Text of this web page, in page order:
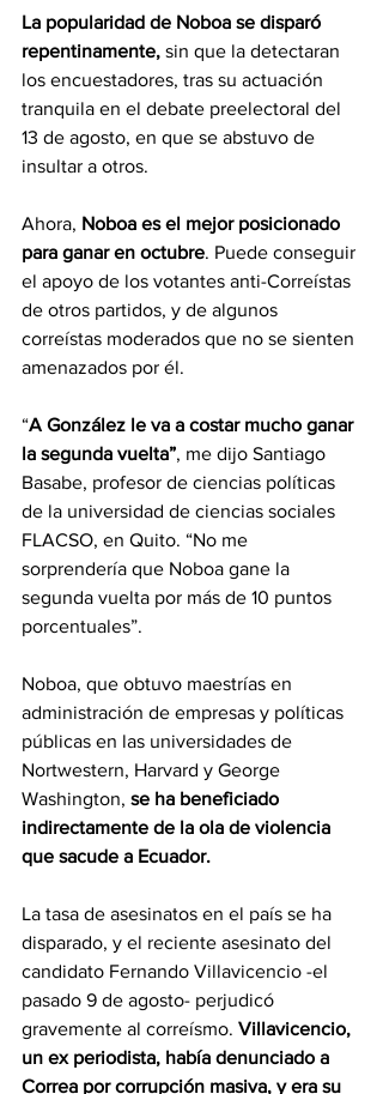
La popularidad de Noboa se disparó
repentinamente, sin que la detectaran
los encuestadores, tras su actuación
tranquila en el debate preelectoral del
13 de agosto, en que se abstuvo de
insultar a otros.
Ahora, Noboa es el mejor posicionado
para ganar en octubre. Puede conseguir
el apoyo de los votantes anti-Correístas
de otros partidos, y de algunos
correístas moderados que no se sienten
amenazados por él.
“A González le va a costar mucho ganar
la segunda vuelta”, me dijo Santiago
Basabe, profesor de ciencias políticas
de la universidad de ciencias sociales
FLACSO, en Quito. “No me
sorprendería que Noboa gane la
segunda vuelta por más de 10 puntos
porcentuales”.
Noboa, que obtuvo maestrías en
administración de empresas y políticas
públicas en las universidades de
Nortwestern, Harvard y George
Washington, se ha beneficiado
indirectamente de la ola de violencia
que sacude a Ecuador.
La tasa de asesinatos en el país se ha
disparado, y el reciente asesinato del
candidato Fernando Villavicencio -el
pasado 9 de agosto- perjudicó
gravemente al correísmo. Villavicencio,
un ex periodista, había denunciado a
Correa por corrupción masiva, y era su